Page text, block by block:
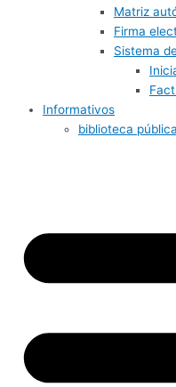
Matriz
Firma
Sistema
Informativos
biblioteca pública